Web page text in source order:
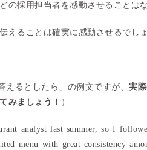
の採用担当者を感動させることは
えることは確実に感動させるでしょ
えるとしたら」の例文ですが、 実
みましょう！ ）
analyst last summer, so I
menu with great consistency